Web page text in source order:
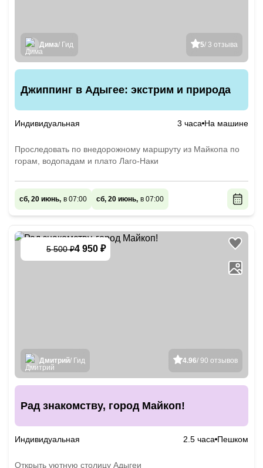
5/ 3 отзыва
Дима/ Гид
Джиппинг в Адыгее: экстрим и природа
Индивидуальная 3 часа На машине
Проследовать по внедорожному маршруту из Майкопа по
горам, водопадам и плато Лаго-Наки
сб, 20 июнь, в 07:00 сб, 20 июнь, в 07:00
5 500 ₽4 950 ₽
4.96/ 90 отзывов
Дмитрий/ Гид
Рад знакомству, город Майкоп!
Индивидуальная 2.5 часа Пешком
Открыть уютную столицу Адыгеи